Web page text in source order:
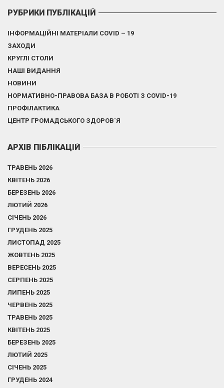
РУБРИКИ ПУБЛІКАЦІЙ
ІНФОРМАЦІЙНІ МАТЕРІАЛИ COVID – 19
ЗАХОДИ
КРУГЛІ СТОЛИ
НАШІ ВИДАННЯ
НОВИНИ
НОРМАТИВНО-ПРАВОВА БАЗА В РОБОТІ З COVID-19
ПРОФІЛАКТИКА
ЦЕНТР ГРОМАДСЬКОГО ЗДОРОВ`Я
АРХІВ ПІБЛІКАЦІЙ
ТРАВЕНЬ 2026
КВІТЕНЬ 2026
БЕРЕЗЕНЬ 2026
ЛЮТИЙ 2026
СІЧЕНЬ 2026
ГРУДЕНЬ 2025
ЛИСТОПАД 2025
ЖОВТЕНЬ 2025
ВЕРЕСЕНЬ 2025
СЕРПЕНЬ 2025
ЛИПЕНЬ 2025
ЧЕРВЕНЬ 2025
ТРАВЕНЬ 2025
КВІТЕНЬ 2025
БЕРЕЗЕНЬ 2025
ЛЮТИЙ 2025
СІЧЕНЬ 2025
ГРУДЕНЬ 2024